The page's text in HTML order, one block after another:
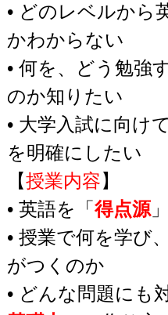
• どのレベルから
かわからない
• 何を、どう勉強
のか知りたい
• 大学入試に向け
を明確にしたい
【授業内容】
• 英語を「 得点源
• 授業で何を学び
がつくのか
• どんな問題にも